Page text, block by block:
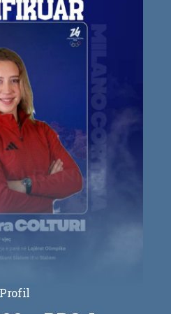
Profil